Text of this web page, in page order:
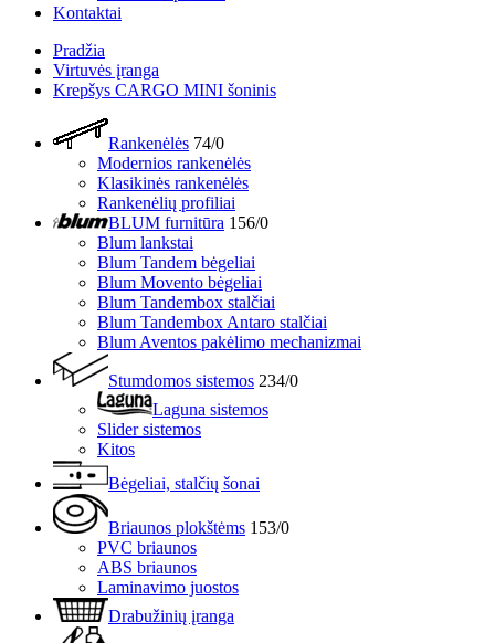
Kontaktai
Pradžia
Virtuvės įranga
Krepšys CARGO MINI šoninis
Rankenėlės 74/0
Modernios rankenėlės
Klasikinės rankenėlės
Rankenėlių profiliai
BLUM furnitūra 156/0
Blum lankstai
Blum Tandem bėgeliai
Blum Movento bėgeliai
Blum Tandembox stalčiai
Blum Tandembox Antaro stalčiai
Blum Aventos pakėlimo mechanizmai
Stumdomos sistemos 234/0
Laguna sistemos
Slider sistemos
Kitos
Bėgeliai, stalčių šonai
Briaunos plokštėms 153/0
PVC briaunos
ABS briaunos
Laminavimo juostos
Drabužinių įranga